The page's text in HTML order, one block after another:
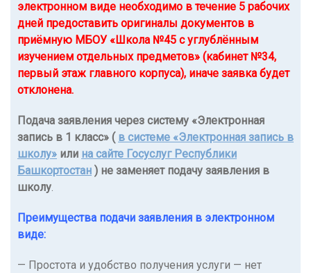
электронном виде необходимо в течение 5 рабочих
дней предоставить оригиналы документов в
приёмную МБОУ «Школа №45 с углублённым
изучением отдельных предметов» (кабинет №34,
первый этаж главного корпуса), иначе заявка будет
отклонена.
Подача заявления через систему «Электронная
запись в 1 класс» ( в системе «Электронная запись в
школу» или на сайте Госуслуг Республики
Башкортостан ) не заменяет подачу заявления в
школу
Преимущества подачи заявления в электронном
виде:
— Простота и удобство получения услуги — нет